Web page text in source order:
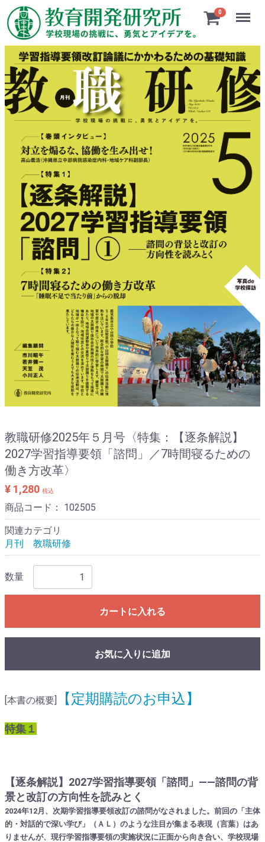
0 Menu
教職研修2025年５月号〈特集：【逐条解説】
2027学習指導要領「諮問」／7時間寝るための
働き方改革〉
¥ 1,280 税込
商品コード： 102505
関連カテゴリ
月刊 教職研修
数量
カートに入れる
お気に入りに追加
[本書の概要] 【定期購読のお申込】
特集１
【逐条解説】2027学習指導要領「諮問」――諮問の背
景と改訂の方向性を読みとく
2024年12月、次期学習指導要領改訂の諮問がなされました。前回の「主体
的・対話的で深い学び」（ＡＬ）のような注目が集まる表現（言葉）はあ
りませんが、現行学習指導要領の実施状況に正面から向き合い、学校現場